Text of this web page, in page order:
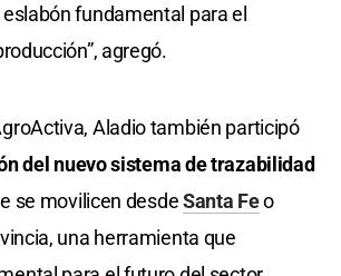
fundamental para el
agregó.
Aladio también participó
del nuevo sistema de trazabilidad
se movilicen desdeSanta Feo
una herramienta que